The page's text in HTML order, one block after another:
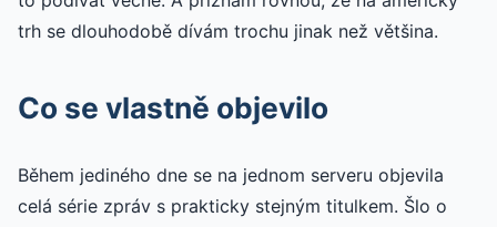
trh se dlouhodobě dívám trochu jinak než většina.
Co se vlastně objevilo
Během jediného dne se na jednom serveru objevila
celá série zpráv s prakticky stejným titulkem. Šlo o